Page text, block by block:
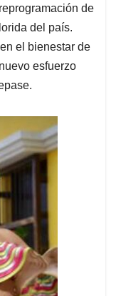
de
del país.
el bienestar de
esfuerzo